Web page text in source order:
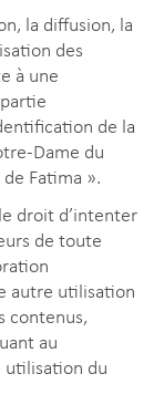
la diffusion, la
des
à une
de la
Dame du
Fatima ».
droit d’intenter
de toute
autre utilisation
contenus,
au
utilisation du